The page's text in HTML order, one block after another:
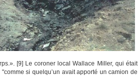
[9] Le coroner local Wallace Miller, qui était
si quelqu’un avait apporté un camion de